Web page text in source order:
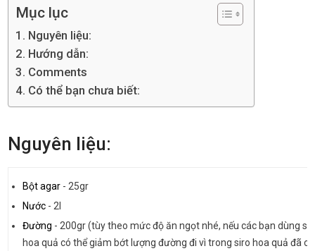
Mục lục
Nguyên liệu:
Hướng dẫn:
Comments
Có thể bạn chưa biết:
Nguyên liệu:
Bột agar - 25gr
Nước - 2l
Đường - 200gr (tùy theo mức độ ăn ngọt nhé, nếu các bạn dùng
hoa quả có thể giảm bớt lượng đường đi vì trong siro hoa quả đã có